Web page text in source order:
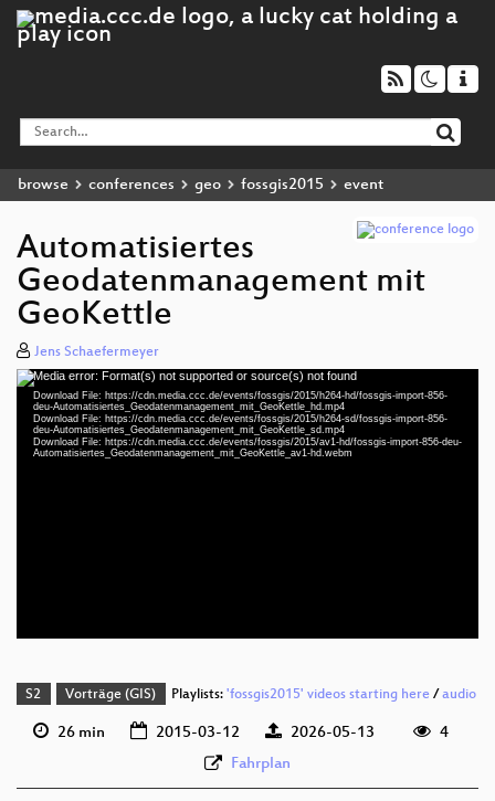
browse conferences geo fossgis2015 event
Automatisiertes
Geodatenmanagement mit
GeoKettle
Jens Schaefermeyer
Video
Player
Media error: Format(s) not supported or source(s) not found
Download File: https://cdn.media.ccc.de/events/fossgis/2015/h264-hd/fossgis-import-856-
deu-Automatisiertes_Geodatenmanagement_mit_GeoKettle_hd.mp4
Download File: https://cdn.media.ccc.de/events/fossgis/2015/h264-sd/fossgis-import-856-
deu-Automatisiertes_Geodatenmanagement_mit_GeoKettle_sd.mp4
Download File: https://cdn.media.ccc.de/events/fossgis/2015/av1-hd/fossgis-import-856-deu-
Automatisiertes_Geodatenmanagement_mit_GeoKettle_av1-hd.webm
S2 Vorträge (GIS) Playlists: 'fossgis2015' videos starting here/ audio
26 min 2015-03-12 2026-05-13
4
Fahrplan